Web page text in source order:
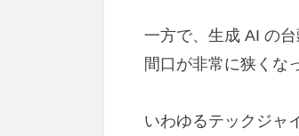
一方で、生成 AI の台
間口が非常に狭くな
いわゆるテックジャ